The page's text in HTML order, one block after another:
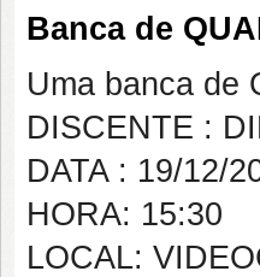
Banca de
Uma banca de
DISCENTE :
DATA : 19/12/
HORA: 15:30
LOCAL: